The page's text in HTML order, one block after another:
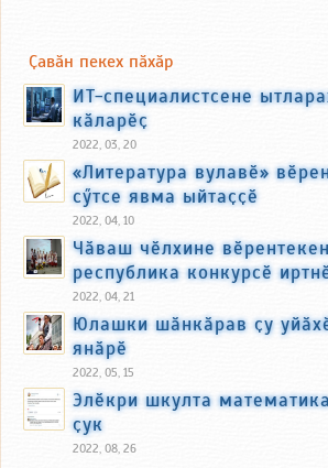
Ҫавӑн пекех пӑхӑр
ИТ-специалистсене
кӑларӗҫ
2022, 03, 20
«Литература вулавӗ»
сӳтсе явма ыйтаҫҫӗ
2022, 04, 10
Чӑваш чӗлхине
республика конкурсӗ
2022, 04, 21
Юлашки шӑнкӑрав ҫу
янӑрӗ
2022, 05, 15
Элӗкри шкулта
ҫук
2022, 08, 26